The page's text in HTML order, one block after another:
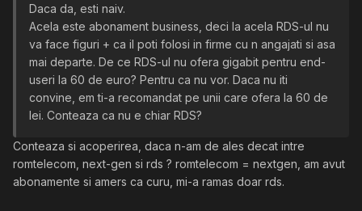
Daca da, esti naiv.
Acela este abonament business, deci la acela RDS-ul nu
va face figuri + ca il poti folosi in firme cu n angajati si asa
mai departe. De ce RDS-ul nu ofera gigabit pentru end-
useri la 60 de euro? Pentru ca nu vor. Daca nu iti
convine, em ti-a recomandat pe unii care ofera la 60 de
lei. Conteaza ca nu e chiar RDS?
Conteaza si acoperirea, daca n-am de ales decat intre
romtelecom, next-gen si rds ? romtelecom = nextgen, am avut
abonamente si amers ca curu, mi-a ramas doar rds.